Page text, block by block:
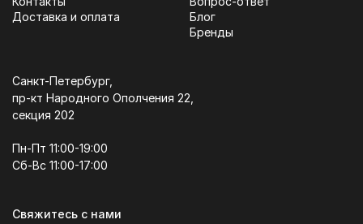
Доставка и оплата
Блог
Бренды
Санкт-Петербург,
пр-кт Народного Ополчения 22,
секция 202
Пн-Пт 11:00-19:00
Сб-Вс 11:00-17:00
Свяжитесь с нами